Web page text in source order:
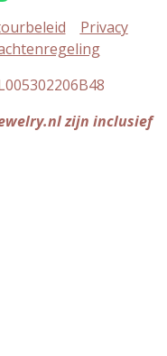
Privacy
zijn inclusief